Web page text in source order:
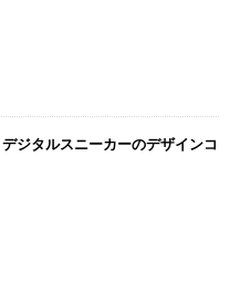
ジタルスニーカーのデザインコ